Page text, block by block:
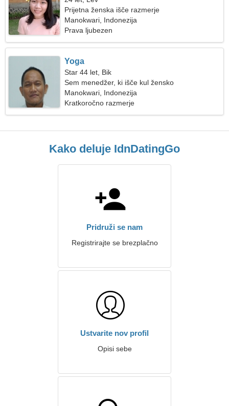
Prijetna ženska išče razmerje
Manokwari, Indonezija
Prava ljubezen
Yoga
Star 44 let, Bik
Sem menedžer, ki išče kul žensko
Manokwari, Indonezija
Kratkoročno razmerje
Kako deluje IdnDatingGo
Pridruži se nam
Registrirajte se brezplačno
Ustvarite nov profil
Opisi sebe